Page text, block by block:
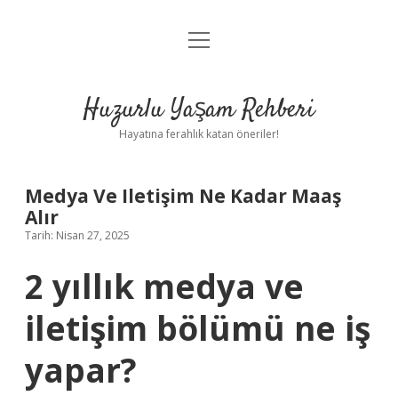
Anasayfa
Yasal Uyarı
menüyü
Huzurlu Yaşam Rehberi
Hayatına ferahlık katan öneriler!
Medya Ve Iletişim Ne Kadar Maaş
Alır
Tarih: Nisan 27, 2025
2 yıllık medya ve
iletişim bölümü ne iş
yapar?